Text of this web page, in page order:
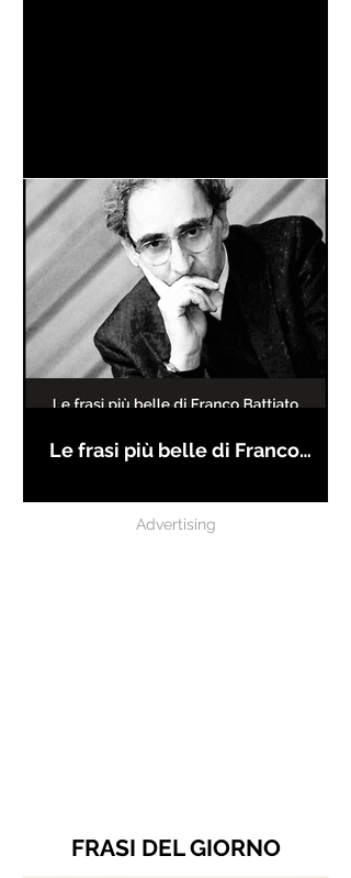
Le frasi più belle di Franco
Advertising
FRASI DEL GIORNO